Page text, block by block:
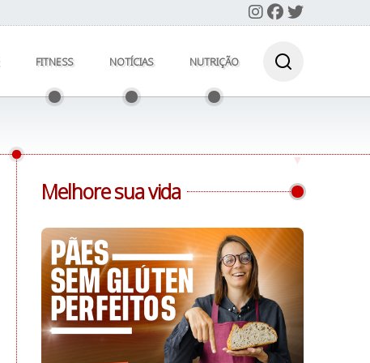
FITNESS NOTÍCIAS NUTRIÇÃO
Melhore sua vida